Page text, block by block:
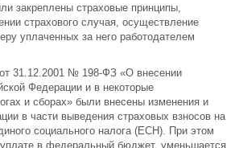
закреплены страховые принципы,
страхового случая, осуществление
уплаченных за него работодателем
31.12.2001 № 198-ФЗ «О внесении
Федерации и в некоторые
и сборах» были внесены изменения и
в части выведения страховых взносов на
социального налога (ЕСН). При этом
в федеральный бюджет, уменьшается